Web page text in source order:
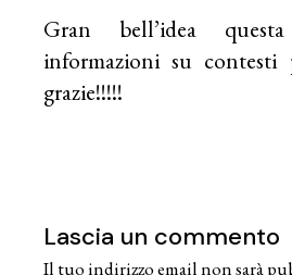
Gran bell’idea
informazioni su contesti
grazie!!!!!
Lascia un commento
Il tuo indirizzo email non sarà